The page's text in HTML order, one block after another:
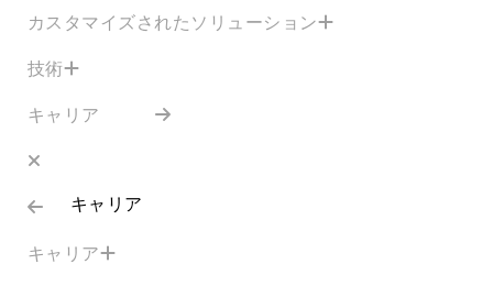
カスタマイズされたソリューション
技術
キャリア
キャリア
キャリア